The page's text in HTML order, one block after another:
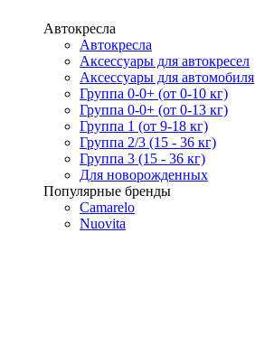
Автокресла
Автокресла
Аксессуары для автокресел
Аксессуары для автомобиля
Группа 0-0+ (от 0-10 кг)
Группа 0-0+ (от 0-13 кг)
Группа 1 (от 9-18 кг)
Группа 2/3 (15 - 36 кг)
Группа 3 (15 - 36 кг)
Для новорожденных
Популярные бренды
Camarelo
Nuovita